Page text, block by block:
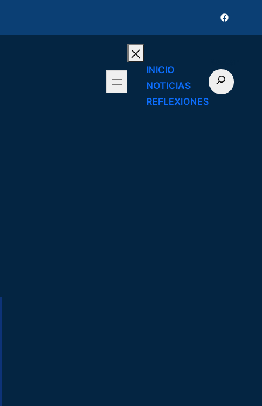
INICIO
NOTICIAS
REFLEXIONES